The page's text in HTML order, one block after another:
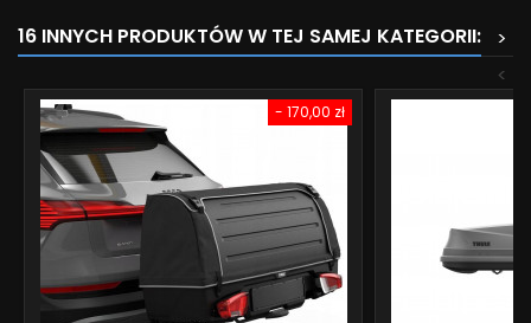
16 INNYCH PRODUKTÓW W TEJ SAMEJ KATEGORII:
>
<
- 170,00 zł